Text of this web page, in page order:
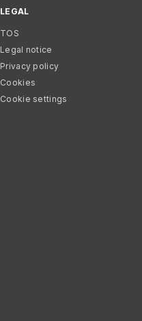
LEGAL
TOS
Legal notice
Privacy policy
Cookies
Cookie settings